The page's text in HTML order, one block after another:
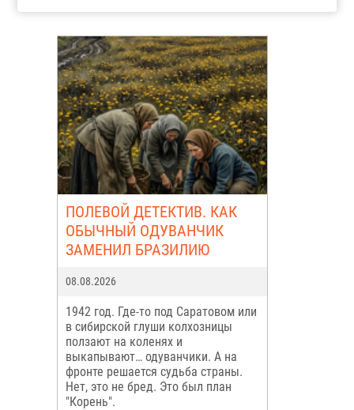
ПОЛЕВОЙ ДЕТЕКТИВ. КАК
ОБЫЧНЫЙ ОДУВАНЧИК
ЗАМЕНИЛ БРАЗИЛИЮ
08.08.2026
1942 год. Где-то под Саратовом или
в сибирской глуши колхозницы
ползают на коленях и
выкапывают… одуванчики. А на
фронте решается судьба страны.
Нет, это не бред. Это был план
"Корень".